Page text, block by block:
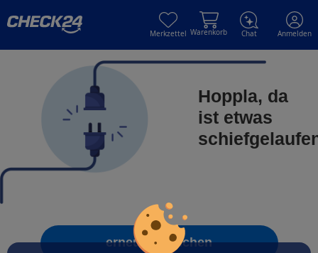
Merkzettel Warenkorb Chat Anmelden
Hoppla, da
ist etwas
erneut versuchen